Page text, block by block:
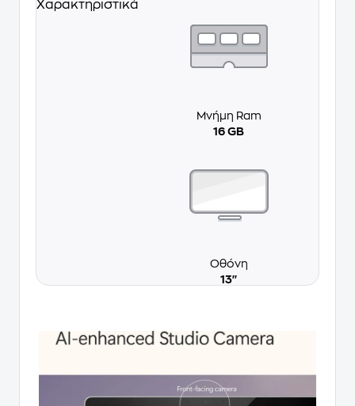
Χαρακτηριστικά
Μνήμη Ram
16 GB
Οθόνη
13''